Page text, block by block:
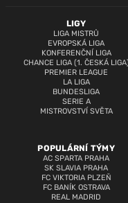
LIGY
LIGA MISTRŮ
EVROPSKÁ LIGA
KONFERENČNÍ LIGA
CHANCE LIGA (1. ČESKÁ LIGA)
PREMIER LEAGUE
LA LIGA
BUNDESLIGA
SERIE A
MISTROVSTVÍ SVĚTA
POPULÁRNÍ TÝMY
AC SPARTA PRAHA
SK SLAVIA PRAHA
FC VIKTORIA PLZEŇ
FC BANÍK OSTRAVA
REAL MADRID